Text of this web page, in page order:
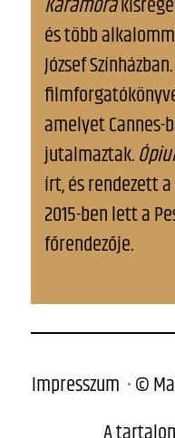
és több
József
amelyet
jutalmaztak.
írt, és rendezett
2015-ben lett a
főrendezője.
Impresszum ©